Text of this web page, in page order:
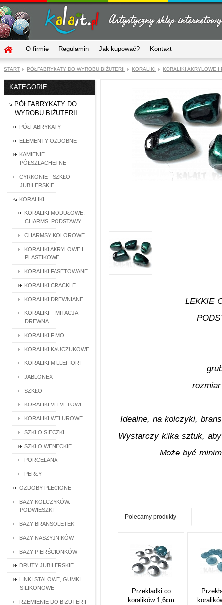
O firmie Regulamin Jak kupować? Kontakt
START PÓŁFABRYKATY DO WYROBU BIŻUTERII KORALIKI KORALIKI AKRYLOWE I
KATEGORIE
PÓŁFABRYKATY DO
WYROBU BIŻUTERII
PÓŁFABRYKATY
ELEMENTY OZDOBNE
KAMIENIE
PÓŁSZLACHETNE
CYRKONIE - SZKŁO
JUBILERSKIE
KORALIKI
KORALIKI MODUŁOWE,
CHARMS, PODSTAWY
CHARMSY KOLOROWE
KORALIKI AKRYLOWE I
PLASTIKOWE
KORALIKI FASETOWANE
KORALIKI CRACKLE
KORALIKI DREWNIANE
KORALIKI - IMITACJA
DREWNA
KORALIKI FIMO
KORALIKI KAUCZUKOWE
KORALIKI MILLEFIORI
JABLONEX
SZKŁO
KORALIKI VELVETOWE
KORALIKI WELUROWE
SZKŁO SIECZKI
SZKŁO WENECKIE
PORCELANA
PERŁY
OZDOBY PLECIONE
BAZY KOLCZYKÓW,
PODWIESZKI
BAZY BRANSOLETEK
BAZY NASZYJNIKÓW
BAZY PIERŚCIONKÓW
DRUTY JUBILERSKIE
LINKI STALOWE, GUMKI
SILIKONOWE
RZEMIENIE DO BIŻUTERII
LEKKIE
Idealne, na kolczyki,
Wystarczy kilka sztuk,
Może być
Polecamy produkty
Przekładki do
koralików 1,6cm